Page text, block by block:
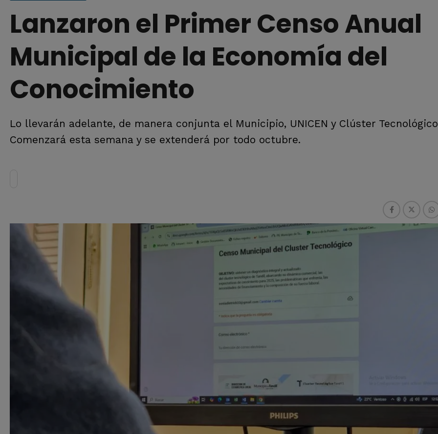
Lanzaron el Primer Censo Anual
Municipal de la Economía del
Conocimiento
Lo llevarán adelante, de manera conjunta el Municipio, UNICEN y Clúster
Comenzará esta semana y se extenderá por todo octubre.